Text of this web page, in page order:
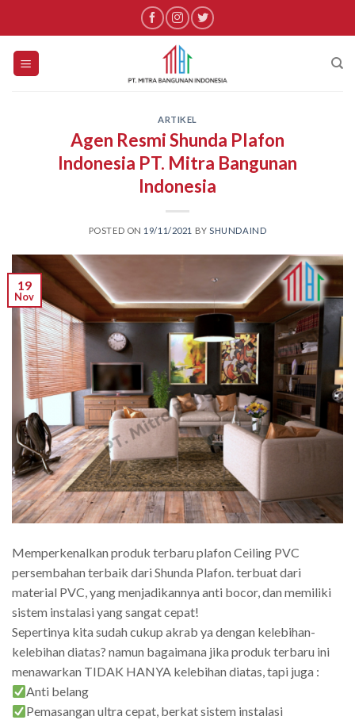
content
ARTIKEL
Agen Resmi Shunda Plafon
Indonesia PT. Mitra Bangunan
Indonesia
POSTED ON 19/11/2021 BY SHUNDAIND
19
Nov
Memperkenalkan produk terbaru plafon Ceiling PVC
persembahan terbaik dari Shunda Plafon. terbuat dari
material PVC, yang menjadikannya anti bocor, dan memiliki
sistem instalasi yang sangat cepat!
Sepertinya kita sudah cukup akrab ya dengan kelebihan-
kelebihan diatas? namun bagaimana jika produk terbaru ini
menawarkan TIDAK HANYA kelebihan diatas, tapi juga :
Anti belang
Pemasangan ultra cepat, berkat sistem instalasi